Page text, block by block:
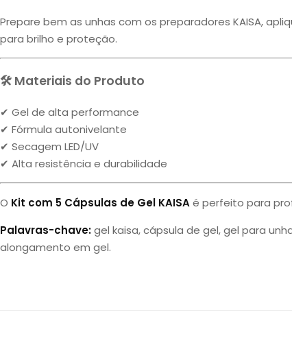
Prepare bem as unhas com os preparadores KAISA,
para brilho e proteção.
🛠 Materiais do Produto
✔ Gel de alta performance
✔ Fórmula autonivelante
✔ Secagem LED/UV
✔ Alta resistência e durabilidade
O Kit com 5 Cápsulas de Gel KAISAé perfeito para
Palavras-chave:gel kaisa, cápsula de gel, gel para
alongamento em gel.